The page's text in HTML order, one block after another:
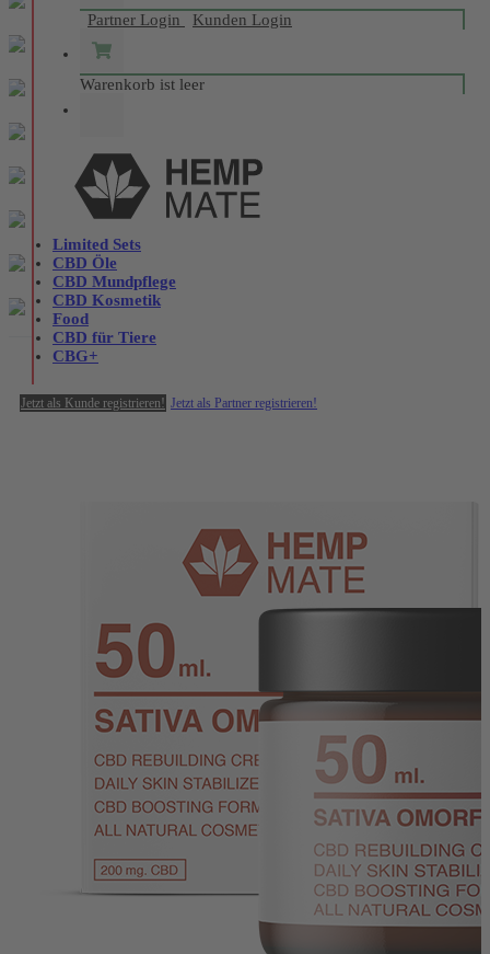
Partner Login Kunden Login
Warenkorb ist leer
Limited Sets
CBD Öle
CBD Mundpflege
CBD Kosmetik
Food
CBD für Tiere
CBG+
Jetzt als Kunde registrieren! Jetzt als Partner registrieren!